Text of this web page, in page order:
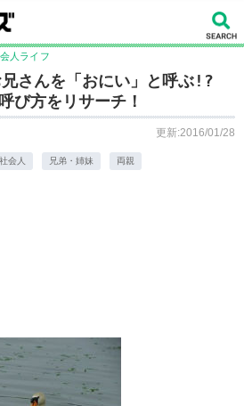
人ライフ
さんを「おにい」と呼ぶ!?
び方をリサーチ！
更新:2016/01/28
社会人 兄弟・姉妹 両親